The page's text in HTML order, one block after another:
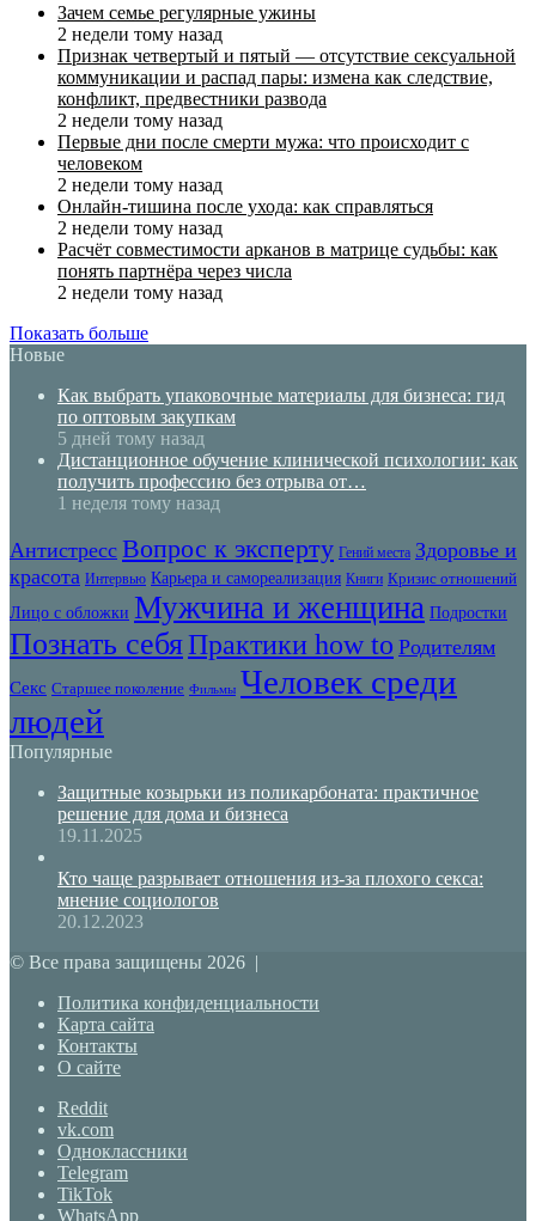
Зачем семье регулярные ужины
2 недели тому назад
Признак четвертый и пятый — отсутствие сексуальной
коммуникации и распад пары: измена как следствие,
конфликт, предвестники развода
2 недели тому назад
Первые дни после смерти мужа: что происходит с
человеком
2 недели тому назад
Онлайн-тишина после ухода: как справляться
2 недели тому назад
Расчёт совместимости арканов в матрице судьбы: как
понять партнёра через числа
2 недели тому назад
Показать больше
Новые
Как выбрать упаковочные материалы для бизнеса: гид
по оптовым закупкам
5 дней тому назад
Дистанционное обучение клинической психологии: как
получить профессию без отрыва от…
1 неделя тому назад
Антистресс Вопрос к эксперту Гений места Здоровье и
красота Интервью Карьера и самореализация Книги Кризис отношений
Лицо с обложки Мужчина и женщина Подростки
Познать себяПрактики how to Родителям
Секс Старшее поколение Фильмы Человек среди
людей
Популярные
Защитные козырьки из поликарбоната: практичное
решение для дома и бизнеса
19.11.2025
Кто чаще разрывает отношения из-за плохого секса:
мнение социологов
20.12.2023
© Все права защищены 2026 |
Политика конфиденциальности
Карта сайта
Контакты
О сайте
Reddit
vk.com
Одноклассники
Telegram
TikTok
WhatsApp